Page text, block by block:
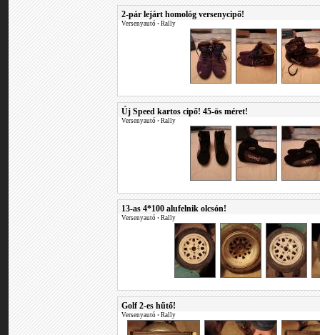
2-pár lejárt homológ versenycipő!
Versenyautó • Rally
Új Speed kartos cipő! 45-ös méret!
Versenyautó • Rally
13-as 4*100 alufelnik olcsón!
Versenyautó • Rally
Golf 2-es hűtő!
Versenyautó • Rally